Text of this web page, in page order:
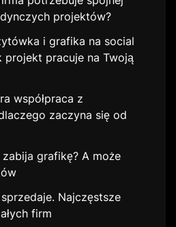
projektów?
i grafika na social
pracuje na Twoją
współpraca z
zaczyna się od
grafikę? A może
Najczęstsze
firm